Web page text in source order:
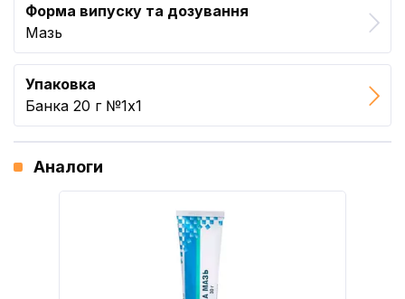
Форма випуску та дозування
Мазь
Упаковка
Банка 20 г №1x1
Аналоги